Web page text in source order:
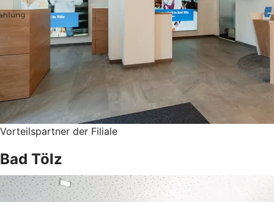
Vorteilspartner der Filiale
Bad Tölz